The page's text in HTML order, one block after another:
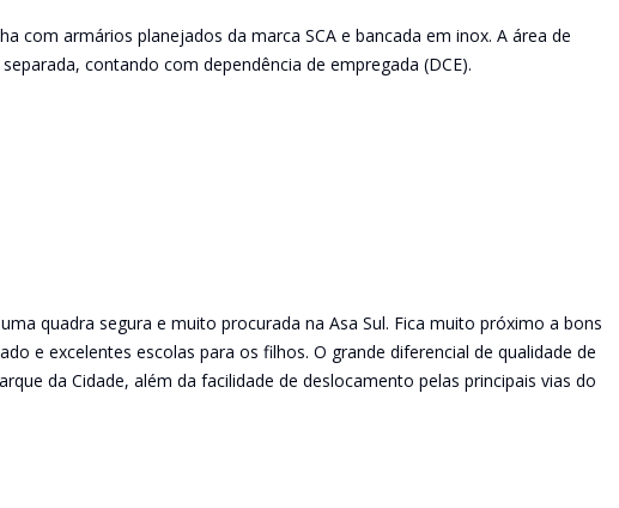
com armários planejados da marca SCA e bancada em inox. A área de
contando com dependência de empregada (DCE).
quadra segura e muito procurada na Asa Sul. Fica muito próximo a bons
e excelentes escolas para os filhos. O grande diferencial de qualidade de
da Cidade, além da facilidade de deslocamento pelas principais vias do